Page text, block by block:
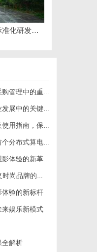
贝净 AC 国际医疗实验室，标准化研发体系全解析
重要作用与应用
用及其管理策略解析
保障安全与合法性
电协同解决方案
体验的新革命
起与魅力解析
验的新标杆
娱乐新模式
全解析